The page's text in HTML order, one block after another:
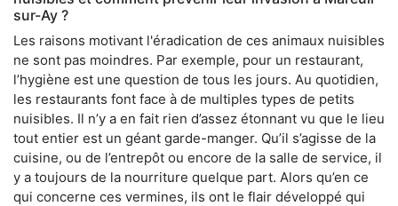
sur-Ay ?
Les raisons motivant l'éradication de ces animaux nuisibles
ne sont pas moindres. Par exemple, pour un restaurant,
l’hygiène est une question de tous les jours. Au quotidien,
les restaurants font face à de multiples types de petits
nuisibles. Il n’y a en fait rien d’assez étonnant vu que le lieu
tout entier est un géant garde-manger. Qu’il s’agisse de la
cuisine, ou de l’entrepôt ou encore de la salle de service, il
y a toujours de la nourriture quelque part. Alors qu’en ce
qui concerne ces vermines, ils ont le flair développé qui